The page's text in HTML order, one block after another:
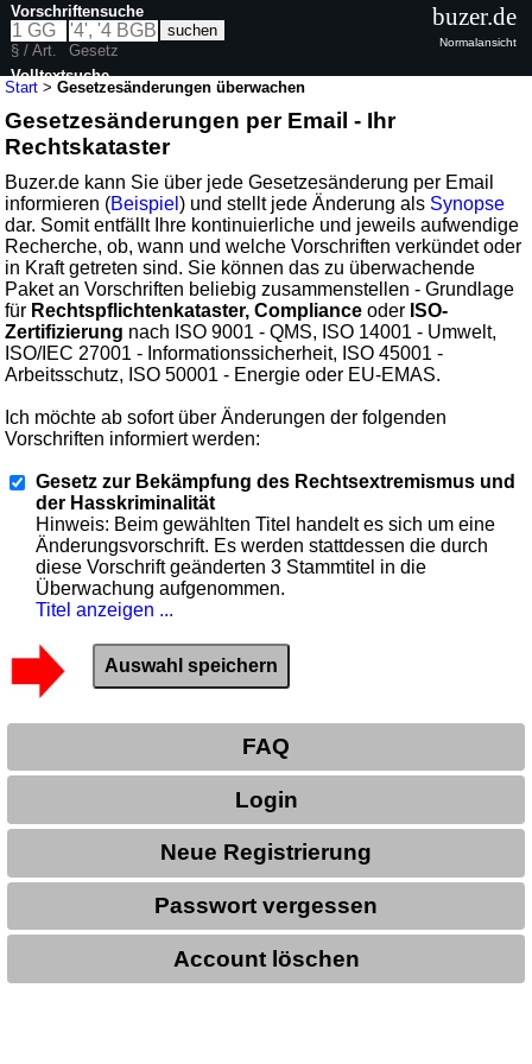
Start >Gesetzesänderungen überwachen
Gesetzesänderungen per Email - Ihr
Rechtskataster
Buzer.de kann Sie über jede Gesetzesänderung per Email
informieren (Beispiel) und stellt jede Änderung als Synopse
dar. Somit entfällt Ihre kontinuierliche und jeweils aufwendige
Recherche, ob, wann und welche Vorschriften verkündet oder
in Kraft getreten sind. Sie können das zu überwachende
Paket an Vorschriften beliebig zusammenstellen - Grundlage
für Rechtspflichtenkataster, Compliance oder ISO-
Zertifizierung nach ISO 9001 - QMS, ISO 14001 - Umwelt,
ISO/IEC 27001 - Informationssicherheit, ISO 45001 -
Arbeitsschutz, ISO 50001 - Energie oder EU-EMAS.
Ich möchte ab sofort über Änderungen der folgenden
Vorschriften informiert werden:
Gesetz zur Bekämpfung des Rechtsextremismus und
der Hasskriminalität
Hinweis: Beim gewählten Titel handelt es sich um eine
Änderungsvorschrift. Es werden stattdessen die durch
diese Vorschrift geänderten 3 Stammtitel in die
Überwachung aufgenommen.
Titel anzeigen ...
FAQ
Login
Neue Registrierung
Passwort vergessen
Account löschen
Vorschriftensuche
§ / Art.
Gesetz
Volltextsuche
buzer.de
Normalansicht